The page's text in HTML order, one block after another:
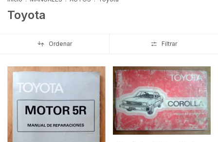
Toyota
Ordenar Filtrar